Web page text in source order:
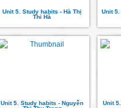
Unit 5. Study habits - Hà Thị
Thi Hà
Unit
Unit 5. Study habits - Nguyễn
Unit